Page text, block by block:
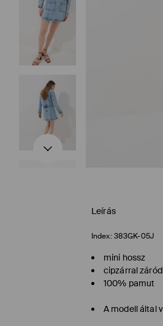
Leírás
Index: 383GK-05J
mini hossz
cipzárral
100% pamut
A modell által